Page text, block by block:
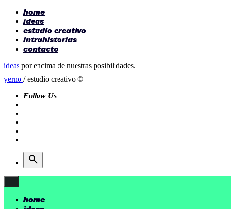
home
ideas
estudio creativo
intrahistorias
contacto
ideas por encima de nuestras posibilidades.
yerno / estudio creativo ©
Follow Us
home